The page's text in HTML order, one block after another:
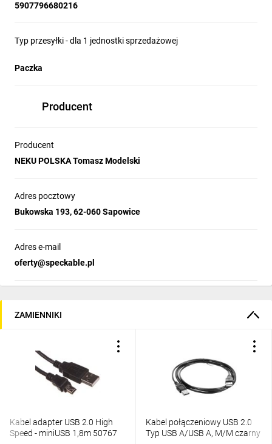
5907796680216
Typ przesyłki - dla 1 jednostki sprzedażowej
Paczka
Producent
Producent
NEKU POLSKA Tomasz Modelski
Adres pocztowy
Bukowska 193, 62-060 Sapowice
Adres e-mail
oferty@speckable.pl
ZAMIENNIKI
Kabel adapter USB 2.0 High
Speed - miniUSB 1,8m 50767
Kabel połączeniowy USB 2.0
Typ USB A/USB A, M/M czarny